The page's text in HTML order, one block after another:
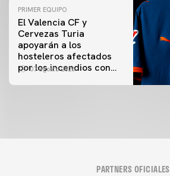
PRIMER EQUIPO
El Valencia CF y
Cervezas Turia
apoyarán a los
hosteleros afectados
por los incendios con
07 agosto 2026
PARTNERS OFICIALES